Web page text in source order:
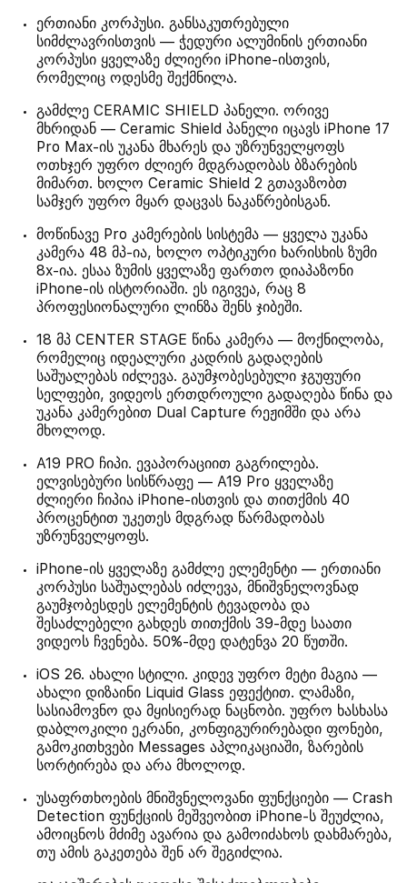
ერთიანი კორპუსი. განსაკუთრებული
სიმძლავრისთვის — ჭედური ალუმინის ერთიანი
კორპუსი ყველაზე ძლიერი iPhone-ისთვის,
რომელიც ოდესმე შექმნილა.
გამძლე CERAMIC SHIELD პანელი. ორივე
მხრიდან — Ceramic Shield პანელი იცავს iPhone 17
Pro Max-ის უკანა მხარეს და უზრუნველყოფს
ოთხჯერ უფრო ძლიერ მდგრადობას ბზარების
მიმართ. ხოლო Ceramic Shield 2 გთავაზობთ
სამჯერ უფრო მყარ დაცვას ნაკაწრებისგან.
მოწინავე Pro კამერების სისტემა — ყველა უკანა
კამერა 48 მპ-ია, ხოლო ოპტიკური ხარისხის ზუმი
8x-ია. ესაა ზუმის ყველაზე ფართო დიაპაზონი
iPhone-ის ისტორიაში. ეს იგივეა, რაც 8
პროფესიონალური ლინზა შენს ჯიბეში.
18 მპ CENTER STAGE წინა კამერა — მოქნილობა,
რომელიც იდეალური კადრის გადაღების
საშუალებას იძლევა. გაუმჯობესებული ჯგუფური
სელფები, ვიდეოს ერთდროული გადაღება წინა და
უკანა კამერებით Dual Capture რეჟიმში და არა
მხოლოდ.
A19 PRO ჩიპი. ევაპორაციით გაგრილება.
ელვისებური სისწრაფე — A19 Pro ყველაზე
ძლიერი ჩიპია iPhone-ისთვის და თითქმის 40
პროცენტით უკეთეს მდგრად წარმადობას
უზრუნველყოფს.
iPhone-ის ყველაზე გამძლე ელემენტი — ერთიანი
კორპუსი საშუალებას იძლევა, მნიშვნელოვნად
გაუმჯობესდეს ელემენტის ტევადობა და
შესაძლებელი გახდეს თითქმის 39-მდე საათი
ვიდეოს ჩვენება. 50%-მდე დატენვა 20 წუთში.
iOS 26. ახალი სტილი. კიდევ უფრო მეტი მაგია —
ახალი დიზაინი Liquid Glass ეფექტით. ლამაზი,
სასიამოვნო და მყისიერად ნაცნობი. უფრო ხასხასა
დაბლოკილი ეკრანი, კონფიგურირებადი ფონები,
გამოკითხვები Messages აპლიკაციაში, ზარების
სორტირება და არა მხოლოდ.
უსაფრთხოების მნიშვნელოვანი ფუნქციები — Crash
Detection ფუნქციის მეშვეობით iPhone-ს შეუძლია,
ამოიცნოს მძიმე ავარია და გამოიძახოს დახმარება,
თუ ამის გაკეთება შენ არ შეგიძლია.